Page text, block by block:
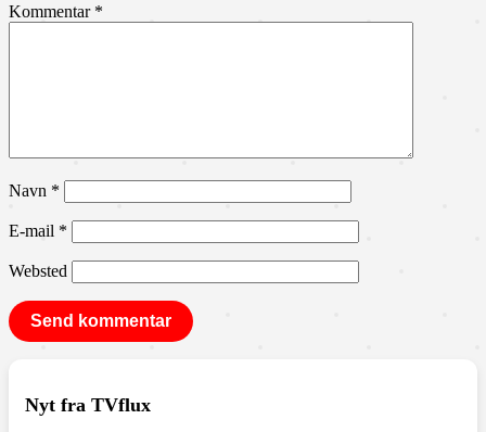
Kommentar *
Navn *
E-mail *
Websted
Nyt fra TVflux